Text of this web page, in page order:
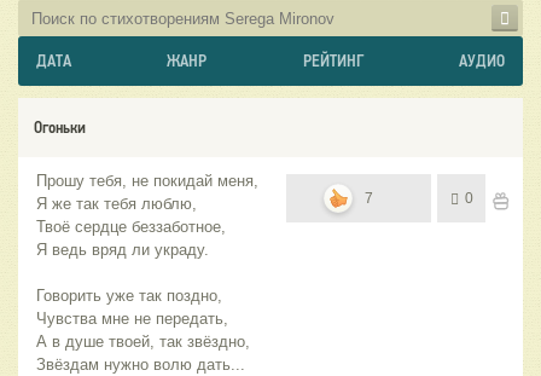
ДАТА ЖАНР РЕЙТИНГ АУДИО
Огоньки
Прошу тебя, не покидай меня,
Я же так тебя люблю,
Твоё сердце беззаботное,
Я ведь вряд ли украду.
Говорить уже так поздно,
Чувства мне не передать,
А в душе твоей, так звёздно,
Звёздам нужно волю дать...
7 0